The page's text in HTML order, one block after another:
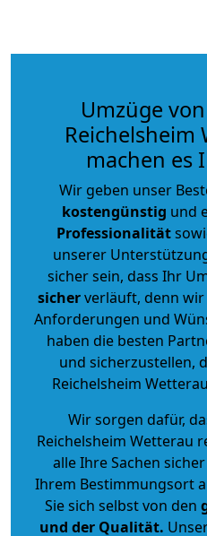
Umzüge
Reichelsheim
machen es
Wir geben unser
kostengünstig und
Professionalität
unserer
sicher sein, dass Ihr
sicherverläuft, denn wir
Anforderungen und
haben die besten
und sicherzustellen,
Reichelsheim
Wir sorgen dafür,
Reichelsheim Wetterau
alle Ihre Sachen
Ihrem Bestimmungsort
Sie sich selbst von den
und der Qualität.